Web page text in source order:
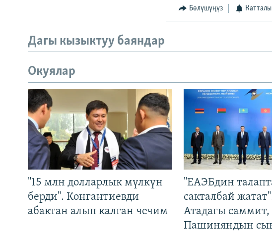
Бөлүшүңүз
Дагы кызыктуу баяндар
Окуялар
"15 млн долларлык мүлкүн
берди". Конгантиевди
абактан алып калган чечим
"ЕАЭБдин
сакталбай
Атадагы саммит,
Пашиняндын